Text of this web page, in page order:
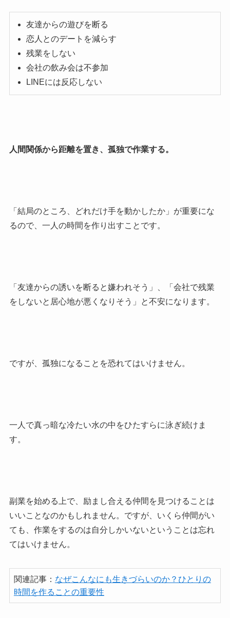
友達からの遊びを断る
恋人とのデートを減らす
残業をしない
会社の飲み会は不参加
LINEには反応しない
人間関係から距離を置き、孤独で作業する。
「結局のところ、どれだけ手を動かしたか」が重要にな
るので、一人の時間を作り出すことです。
「友達からの誘いを断ると嫌われそう」、「会社で残業
をしないと居心地が悪くなりそう」と不安になります。
ですが、孤独になることを恐れてはいけません。
一人で真っ暗な冷たい水の中をひたすらに泳ぎ続けま
す。
副業を始める上で、励まし合える仲間を見つけることは
いいことなのかもしれません。ですが、いくら仲間がい
ても、作業をするのは自分しかいないということは忘れ
てはいけません。
関連記事： なぜこんなにも生きづらいのか？ひとりの
時間を作ることの重要性